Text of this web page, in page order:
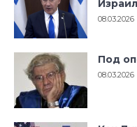
08.03.2026
Под
08.03.2026